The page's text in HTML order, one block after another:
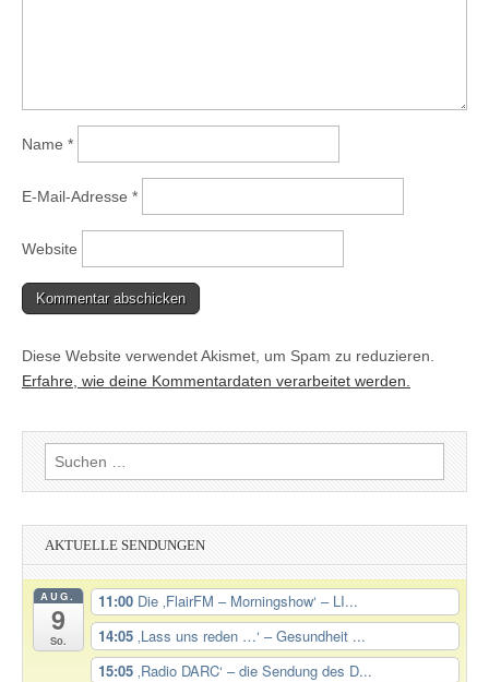
Name *
E-Mail-Adresse *
Website
Diese Website verwendet Akismet, um Spam zu reduzieren.
Erfahre, wie deine Kommentardaten verarbeitet werden.
Suchen
nach:
AKTUELLE SENDUNGEN
AUG.
9
So.
11:00 Die ‚FlairFM – Morningshow‘ – LI...
14:05 ‚Lass uns reden …‘ – Gesundheit ...
15:05 ‚Radio DARC‘ – die Sendung des D...